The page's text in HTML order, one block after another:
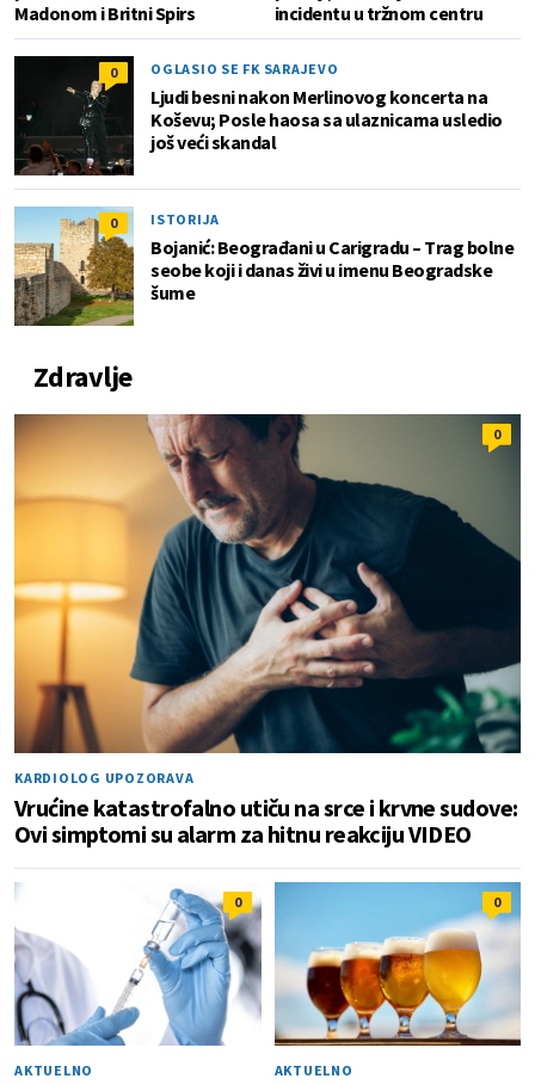
Madonom i Britni Spirs
incidentu u tržnom centru
0 OGLASIO SE FK SARAJEVO
Ljudi besni nakon Merlinovog koncerta na
Koševu; Posle haosa sa ulaznicama usledio
još veći skandal
0 ISTORIJA
Bojanić: Beograđani u Carigradu – Тrag bolne
seobe koji i danas živi u imenu Beogradske
šume
Zdravlje
0
KARDIOLOG UPOZORAVA
Vrućine katastrofalno utiču na srce i krvne sudove:
Ovi simptomi su alarm za hitnu reakciju VIDEO
0
AKTUELNO
0
AKTUELNO